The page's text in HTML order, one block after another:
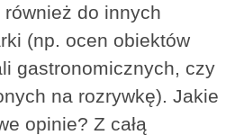
do innych
(np. ocen obiektów
gastronomicznych, czy
na rozrywkę). Jakie
opinie? Z całą